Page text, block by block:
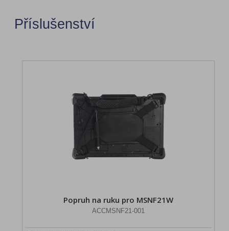
Příslušenství
Popruh na ruku pro MSNF21W
ACCMSNF21-001